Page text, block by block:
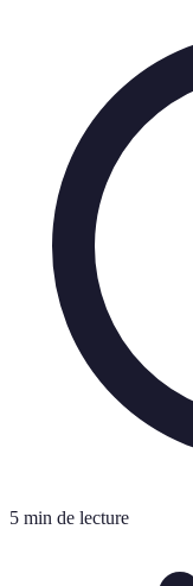
5 min de lecture